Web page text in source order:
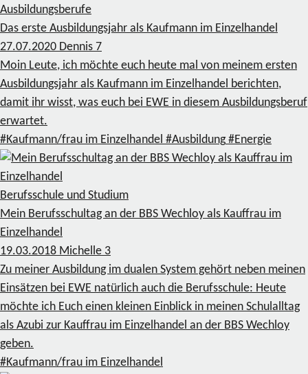
Ausbildungsberufe
Das erste Ausbildungsjahr als Kaufmann im Einzelhandel
27.07.2020 Dennis 7
Moin Leute, ich möchte euch heute mal von meinem ersten
Ausbildungsjahr als Kaufmann im Einzelhandel berichten,
damit ihr wisst, was euch bei EWE in diesem Ausbildungsberuf
erwartet.
#Kaufmann/frau im Einzelhandel #Ausbildung #Energie
Berufsschule und Studium
Mein Berufsschultag an der BBS Wechloy als Kauffrau im
Einzelhandel
19.03.2018 Michelle 3
Zu meiner Ausbildung im dualen System gehört neben meinen
Einsätzen bei EWE natürlich auch die Berufsschule: Heute
möchte ich Euch einen kleinen Einblick in meinen Schulalltag
als Azubi zur Kauffrau im Einzelhandel an der BBS Wechloy
geben.
#Kaufmann/frau im Einzelhandel